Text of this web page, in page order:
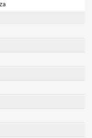
na
odbioru danych
przetwarzane
celu dla jakiego
z terminami
przepisy prawa
przetwarzane są